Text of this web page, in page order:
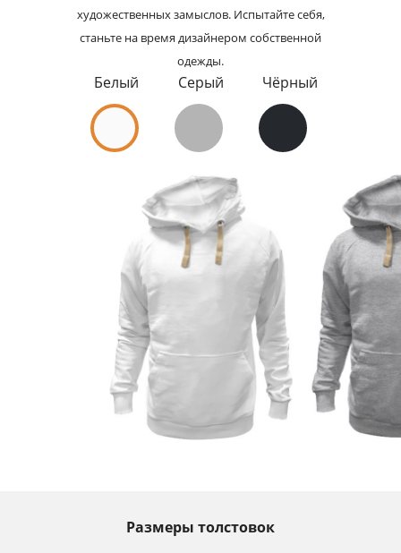
художественных замыслов. Испытайте себя,
станьте на время дизайнером собственной
одежды.
Размеры толстовок